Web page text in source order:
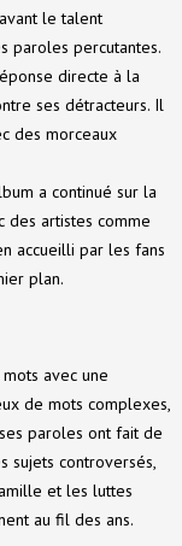
le talent
paroles percutantes.
directe à la
ses détracteurs. Il
des morceaux
a continué sur la
des artistes comme
accueilli par les fans
plan.
avec une
de mots complexes,
paroles ont fait de
sujets controversés,
et les luttes
au fil des ans.